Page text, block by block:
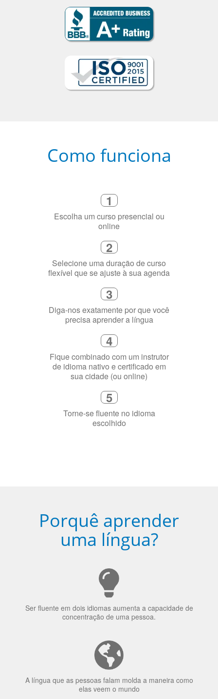
Como funciona
1
Escolha um curso presencial ou
online
2
Selecione uma duração de curso
flexível que se ajuste à sua agenda
3
Diga-nos exatamente por que você
precisa aprender a língua
4
Fique combinado com um instrutor
de idioma nativo e certificado em
sua cidade (ou online)
Porquê aprender
uma língua?
Ser fluente em dois idiomas aumenta a capacidade de
concentração de uma pessoa.